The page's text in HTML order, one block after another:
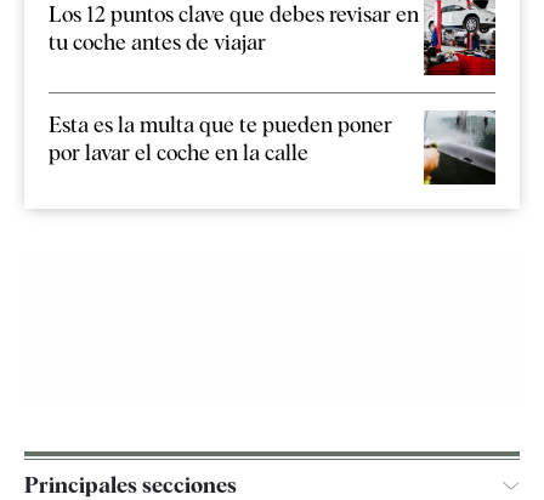
Los 12 puntos clave que debes revisar en
tu coche antes de viajar
Esta es la multa que te pueden poner
por lavar el coche en la calle
Principales secciones